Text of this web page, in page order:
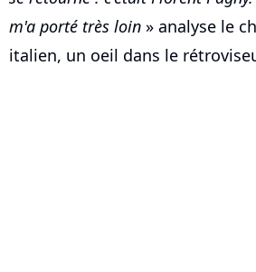
m'a porté très loin » analyse le
italien, un oeil dans le